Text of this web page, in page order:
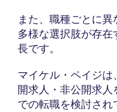
また、職種ごとに異
多様な選択肢が存
長です。
マイケル・ペイジ
開求人・非公開求
での転職を検討さ